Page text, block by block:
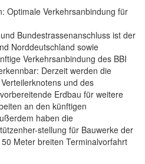
Optimale Verkehrsanbindung für
Bundestrassenanschluss ist der
Norddeutschland sowie
Verkehrsanbindung des BBI
Derzeit werden die
und des
Erdbau für weitere
an den künftigen
haben die
stellung für Bauwerke der
Meter breiten Terminalvorfahrt